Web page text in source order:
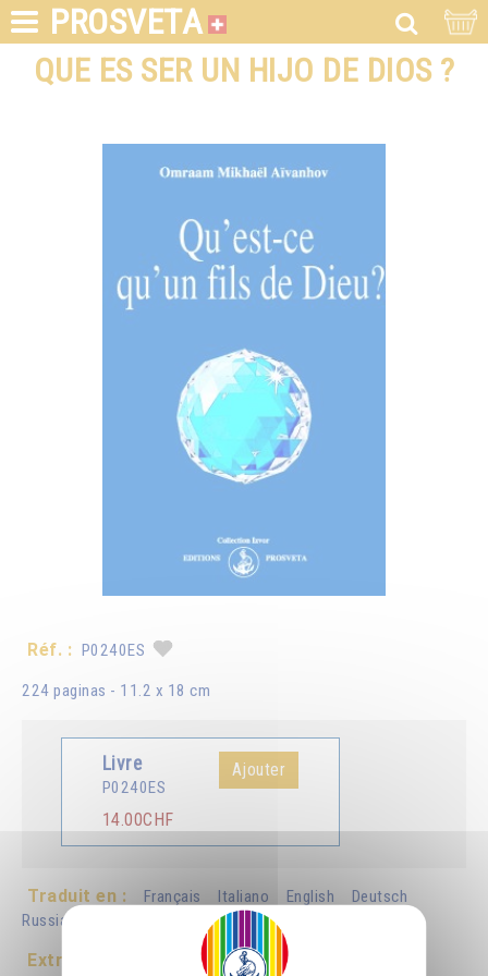
PROSVETA
QUE ES SER UN HIJO DE DIOS ?
Réf. : P0240ES
224 paginas - 11.2 x 18 cm
Livre
P0240ES
14.00CHF
Ajouter
Traduit en : Français Italiano English
Deutsch
Russian
Extrait